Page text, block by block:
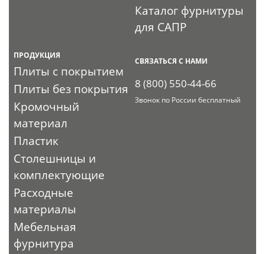
Каталог фурнитуры
для САПР
ПРОДУКЦИЯ
Плиты с покрытием
Плиты без покрытия
Кромочный
материал
Пластик
Столешницы и
комплектующие
Расходные
материалы
Мебельная
фурнитура
СВЯЗАТЬСЯ С НАМИ
8 (800) 550-44-66
Звонок по России бесплатный